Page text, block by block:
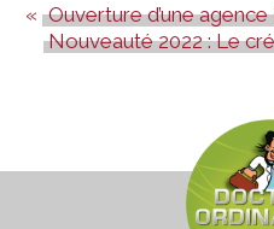
Ouverture d’une
Nouveauté 2022 : Le